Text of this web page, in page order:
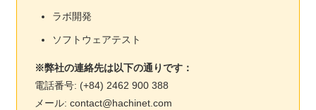
ラボ開発
ソフトウェアテスト
※弊社の連絡先は以下の通りです：
電話番号: (+84) 2462 900 388
メール: contact@hachinet.com